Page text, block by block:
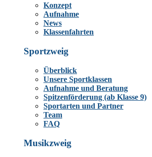
Konzept
Aufnahme
News
Klassenfahrten
Sportzweig
Überblick
Unsere Sportklassen
Aufnahme und Beratung
Spitzenförderung (ab Klasse 9)
Sportarten und Partner
Team
FAQ
Musikzweig